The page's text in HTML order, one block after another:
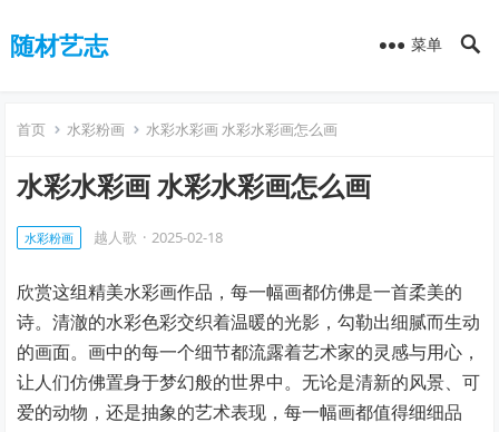
随材艺志 菜单
首页 水彩粉画 水彩水彩画 水彩水彩画怎么画
水彩水彩画 水彩水彩画怎么画
水彩粉画 越人歌 · 2025-02-18
欣赏这组精美水彩画作品，每一幅画都仿佛是一首柔美的
诗。清澈的水彩色彩交织着温暖的光影，勾勒出细腻而生动
的画面。画中的每一个细节都流露着艺术家的灵感与用心，
让人们仿佛置身于梦幻般的世界中。无论是清新的风景、可
爱的动物，还是抽象的艺术表现，每一幅画都值得细细品